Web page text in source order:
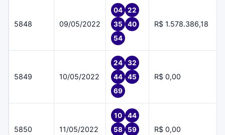
5848 09/05/2022
04
22
35
40
54
R$ 1.578.386,18
5849 10/05/2022
24
32
44
45
69
R$ 0,00
5850 11/05/2022
10
44
58
59
R$ 0,00